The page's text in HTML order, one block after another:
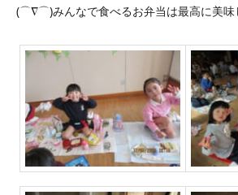
(⌒∇⌒)みんなで食べるお弁当は最高に美